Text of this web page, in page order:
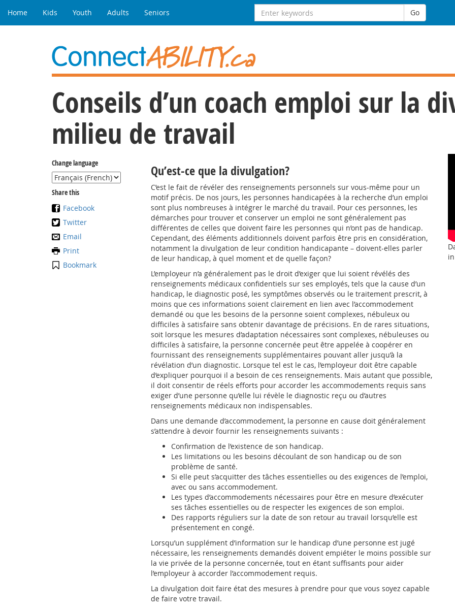
Home Kids Youth Adults Seniors
Search
for:
Go
Conseils d’un coach emploi sur la
milieu de travail
Change language
Share this
Facebook
Twitter
Email
Print
Bookmark
Qu’est-ce que la divulgation?
C’est le fait de révéler des renseignements personnels sur vous-même pour un
motif précis. De nos jours, les personnes handicapées à la recherche d’un emploi
sont plus nombreuses à intégrer le marché du travail. Pour ces personnes, les
démarches pour trouver et conserver un emploi ne sont généralement pas
différentes de celles que doivent faire les personnes qui n’ont pas de handicap.
Cependant, des éléments additionnels doivent parfois être pris en considération,
notamment la divulgation de leur condition handicapante – doivent-elles parler
de leur handicap, à quel moment et de quelle façon?
L’employeur n’a généralement pas le droit d’exiger que lui soient révélés des
renseignements médicaux confidentiels sur ses employés, tels que la cause d’un
handicap, le diagnostic posé, les symptômes observés ou le traitement prescrit, à
moins que ces informations soient clairement en lien avec l’accommodement
demandé ou que les besoins de la personne soient complexes, nébuleux ou
difficiles à satisfaire sans obtenir davantage de précisions. En de rares situations,
soit lorsque les mesures d’adaptation nécessaires sont complexes, nébuleuses ou
difficiles à satisfaire, la personne concernée peut être appelée à coopérer en
fournissant des renseignements supplémentaires pouvant aller jusqu’à la
révélation d’un diagnostic. Lorsque tel est le cas, l’employeur doit être capable
d’expliquer pourquoi il a besoin de ces renseignements. Mais autant que possible,
il doit consentir de réels efforts pour accorder les accommodements requis sans
exiger d’une personne qu’elle lui révèle le diagnostic reçu ou d’autres
renseignements médicaux non indispensables.
Dans une demande d’accommodement, la personne en cause doit généralement
s’attendre à devoir fournir les renseignements suivants :
Confirmation de l’existence de son handicap.
Les limitations ou les besoins découlant de son handicap ou de son
problème de santé.
Si elle peut s’acquitter des tâches essentielles ou des exigences de l’emploi,
avec ou sans accommodement.
Les types d’accommodements nécessaires pour être en mesure d’exécuter
ses tâches essentielles ou de respecter les exigences de son emploi.
Des rapports réguliers sur la date de son retour au travail lorsqu’elle est
présentement en congé.
Lorsqu’un supplément d’information sur le handicap d’une personne est jugé
nécessaire, les renseignements demandés doivent empiéter le moins possible sur
la vie privée de la personne concernée, tout en étant suffisants pour aider
l’employeur à accorder l’accommodement requis.
La divulgation doit faire état des mesures à prendre pour que vous soyez capable
de faire votre travail.